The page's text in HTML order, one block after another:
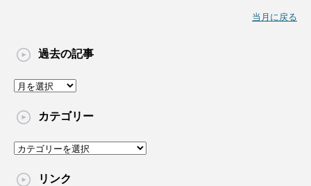
当月に戻る
過去の記事
過
の
事
カテゴリー
カ
ゴ
リンク